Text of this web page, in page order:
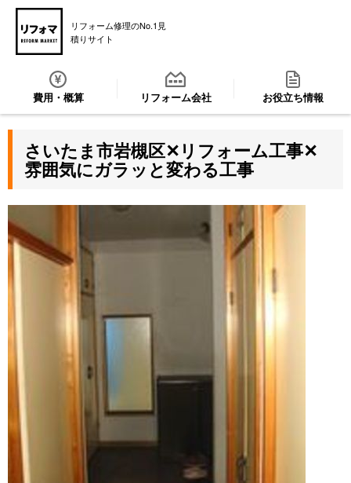
リフォーム修理のNo.1見
積りサイト
費用・概算 リフォーム会社 お役立ち情報
さいたま市岩槻区✕リフォーム工事✕
雰囲気にガラッと変わる工事